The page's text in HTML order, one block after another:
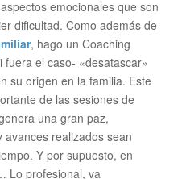
emocionales que son
dificultad. Como además de
, hago un Coaching
el caso- «desatascar»
su origen en la familia. Este
de las sesiones de
una gran paz,
realizados sean
Y por supuesto, en
Lo profesional, va